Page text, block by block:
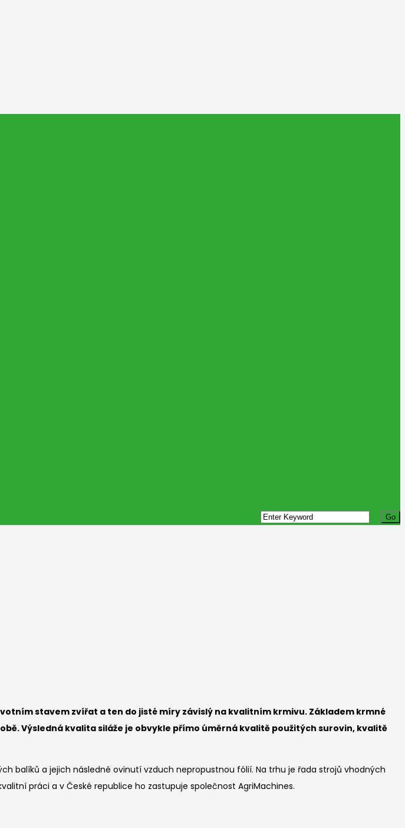
stavem zvířat a ten do jisté míry závislý na kvalitním krmivu. Základem krmné
Výsledná kvalita siláže je obvykle přímo úměrná kvalitě použitých surovin, kvalitě
balíků a jejich následné ovinutí vzduch nepropustnou fólií. Na trhu je řada strojů vhodných
práci a v České republice ho zastupuje společnost AgriMachines.